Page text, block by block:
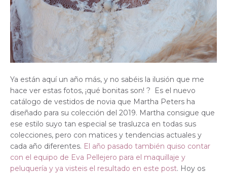
Ya están aquí un año más, y no sabéis la ilusión que me
hace ver estas fotos, ¡qué bonitas son! ? Es el nuevo
catálogo de vestidos de novia que Martha Peters ha
diseñado para su colección del 2019. Martha consigue que
ese estilo suyo tan especial se trasluzca en todas sus
colecciones, pero con matices y tendencias actuales y
cada año diferentes. El año pasado también quiso contar
con el equipo de Eva Pellejero para el maquillaje y
peluquería y ya visteis el resultado en este post. Hoy os